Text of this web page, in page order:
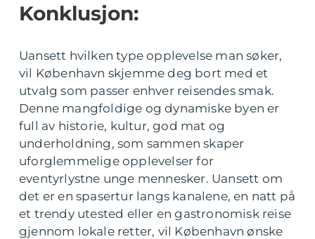
Konklusjon:
Uansett hvilken type opplevelse man søker,
vil København skjemme deg bort med et
utvalg som passer enhver reisendes smak.
Denne mangfoldige og dynamiske byen er
full av historie, kultur, god mat og
underholdning, som sammen skaper
uforglemmelige opplevelser for
eventyrlystne unge mennesker. Uansett om
det er en spasertur langs kanalene, en natt på
et trendy utested eller en gastronomisk reise
gjennom lokale retter, vil København ønske